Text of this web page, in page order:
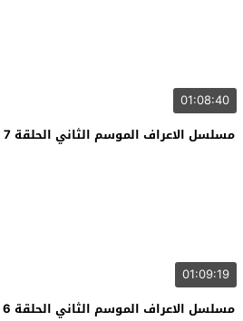
01:08:40
مسلسل الاعراف الموسم الثاني الحلقة 7
01:09:19
مسلسل الاعراف الموسم الثاني الحلقة 6